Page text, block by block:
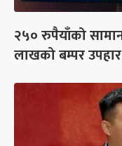
२५० रुपैयाँको
लाखको बम्पर उपहार